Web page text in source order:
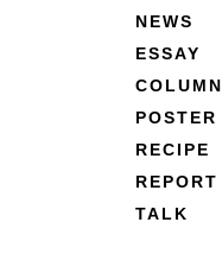
NEWS
ESSAY
COLUMN
POSTER
RECIPE
REPORT
TALK